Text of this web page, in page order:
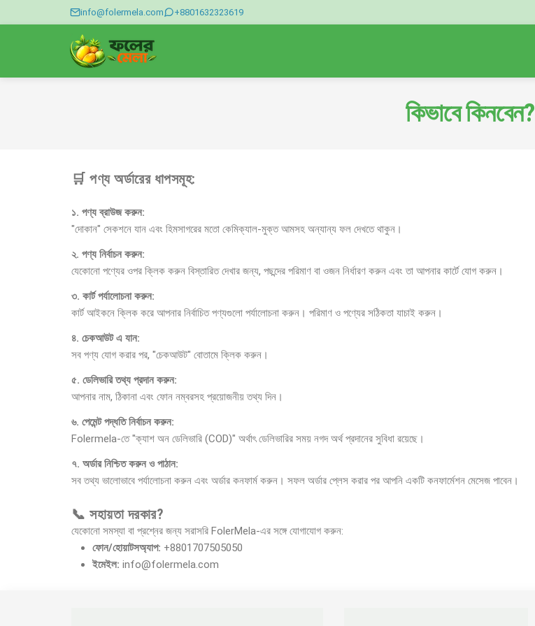
info@folermela.com +8801632323619
কিভাবে কিনবেন?
🛒 পণ্য অর্ডারের ধাপসমূহ:
১. পণ্য ব্রাউজ করুন:
"দোকান" সেকশনে যান এবং হিমসাগরের মতো কেমিক্যাল-মুক্ত আমসহ অন্যান্য ফল দেখতে থাকুন।
২. পণ্য নির্বাচন করুন:
যেকোনো পণ্যের ওপর ক্লিক করুন বিস্তারিত দেখার জন্য, পছন্দের পরিমাণ বা ওজন নির্ধারণ করুন এবং তা আপনার কার্টে যোগ করুন।
৩. কার্ট পর্যালোচনা করুন:
কার্ট আইকনে ক্লিক করে আপনার নির্বাচিত পণ্যগুলো পর্যালোচনা করুন। পরিমাণ ও পণ্যের সঠিকতা যাচাই করুন।
৪. চেকআউট এ যান:
সব পণ্য যোগ করার পর, "চেকআউট" বোতামে ক্লিক করুন।
৫. ডেলিভারি তথ্য প্রদান করুন:
আপনার নাম, ঠিকানা এবং ফোন নম্বরসহ প্রয়োজনীয় তথ্য দিন।
৬. পেমেন্ট পদ্ধতি নির্বাচন করুন:
Folermela-তে "ক্যাশ অন ডেলিভারি (COD)" অর্থাৎ ডেলিভারির সময় নগদ অর্থ প্রদানের সুবিধা রয়েছে।
৭. অর্ডার নিশ্চিত করুন ও পাঠান:
সব তথ্য ভালোভাবে পর্যালোচনা করুন এবং অর্ডার কনফার্ম করুন। সফল অর্ডার প্লেস করার পর আপনি একটি কনফার্মেশন মেসেজ পাবেন।
📞 সহায়তা দরকার?
যেকোনো সমস্যা বা প্রশ্নের জন্য সরাসরি FolerMela-এর সঙ্গে যোগাযোগ করুন:
ফোন/হোয়াটসঅ্যাপ: +8801707505050
ইমেইল: info@folermela.com